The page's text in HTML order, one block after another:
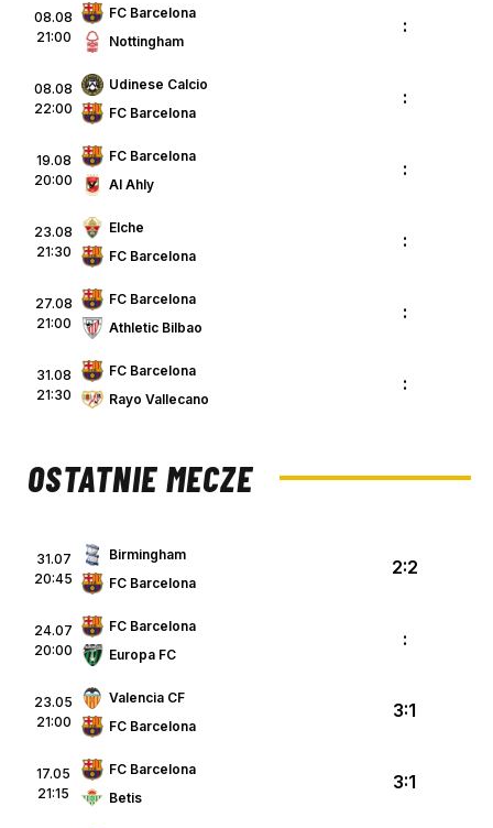
08.08
21:00
FC Barcelona
Nottingham
:
08.08
22:00
Udinese Calcio
FC Barcelona
:
19.08
20:00
FC Barcelona
Al Ahly
:
23.08
21:30
Elche
FC Barcelona
:
27.08
21:00
FC Barcelona
Athletic Bilbao
:
31.08
21:30
FC Barcelona
Rayo Vallecano
:
OSTATNIE MECZE
31.07
20:45
Birmingham
FC Barcelona
2:2
24.07
20:00
FC Barcelona
Europa FC
:
23.05
21:00
Valencia CF
FC Barcelona
3:1
17.05
21:15
FC Barcelona
Betis
3:1